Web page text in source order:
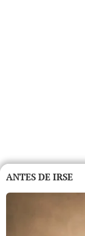
ANTES DE IRSE